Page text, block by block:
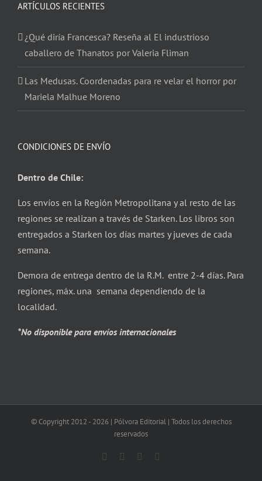
ARTÍCULOS RECIENTES
¿Qué diría Francesca? Reseña al El industrioso
caballero de Thanatos por Valeria Fliman
Las Medusas. Coordenadas para re velar el horror por
Mariela Malhue Moreno
CONDICIONES DE ENVÍO
Dentro de Chile:
Los envíos en la Región Metropolitana y al resto de las
regiones se realizan a través de Starken. Los libros son
entregados a Starken los días martes y jueves de cada
semana.
Demora de entrega dentro de la R.M. entre 2-4 días. Para
regiones, máx. una semana dependiendo de la
localidad.
*No disponible para envíos internacionales
© Copyright 2012 - 2026 | Pólvora Editorial | Todos los derechos
reservados
Facebook Instagram